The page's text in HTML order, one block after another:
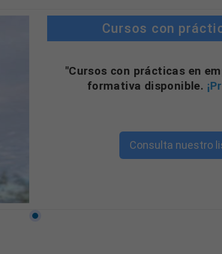
Cursos con
"Cursos con prácticas en
formativa disponible.
Consulta nuestro